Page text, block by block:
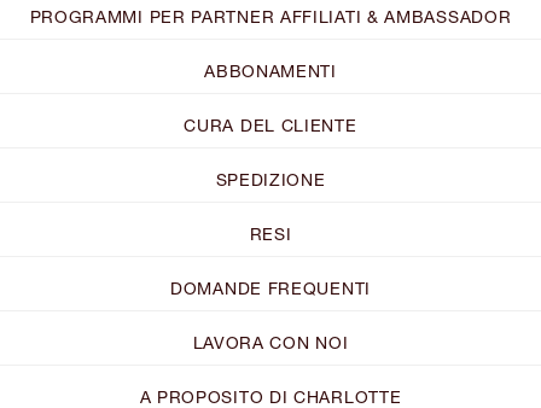
PROGRAMMI PER PARTNER AFFILIATI & AMBASSADOR
ABBONAMENTI
CURA DEL CLIENTE
SPEDIZIONE
RESI
DOMANDE FREQUENTI
LAVORA CON NOI
A PROPOSITO DI CHARLOTTE